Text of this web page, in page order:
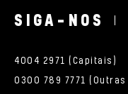
SIGA-NOS
4004 2971 (Capitais)
0300 789 7771